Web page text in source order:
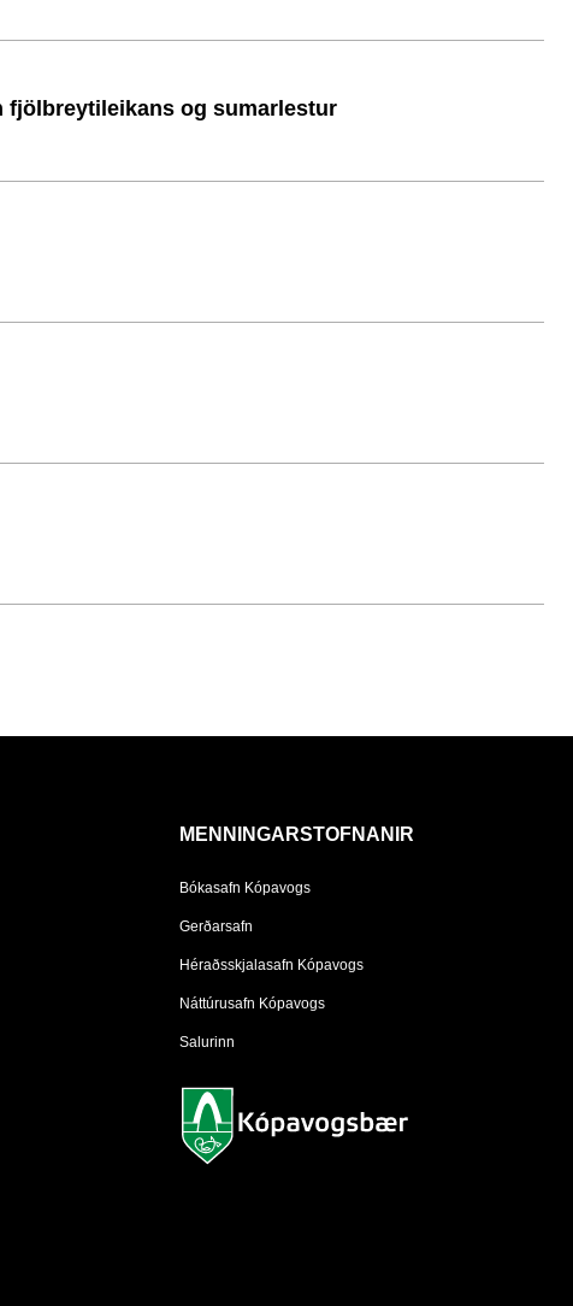
og sumarlestur
MENNINGARSTOFNANIR
Bókasafn Kópavogs
Gerðarsafn
Héraðsskjalasafn Kópavogs
Náttúrusafn Kópavogs
Salurinn